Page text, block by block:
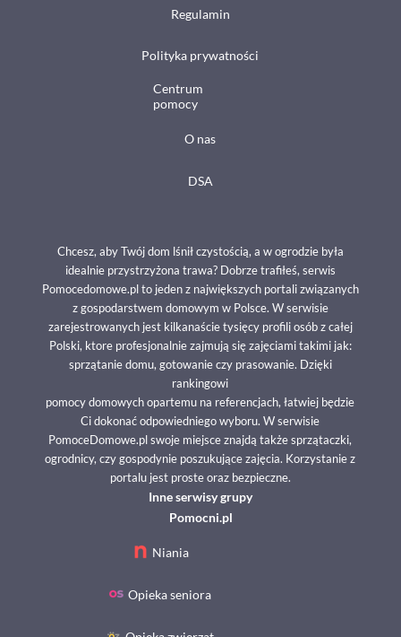
Regulamin
Polityka prywatności
Centrum
pomocy
O nas
DSA
Chcesz, aby Twój dom lśnił czystością, a w ogrodzie była
idealnie przystrzyżona trawa? Dobrze trafiłeś, serwis
Pomocedomowe.pl to jeden z największych portali związanych
z gospodarstwem domowym w Polsce. W serwisie
zarejestrowanych jest kilkanaście tysięcy profili osób z całej
Polski, ktore profesjonalnie zajmują się zajęciami takimi jak:
sprzątanie domu, gotowanie czy prasowanie. Dzięki
rankingowi
pomocy domowych opartemu na referencjach, łatwiej będzie
Ci dokonać odpowiedniego wyboru. W serwisie
PomoceDomowe.pl swoje miejsce znajdą także sprzątaczki,
ogrodnicy, czy gospodynie poszukujące zajęcia. Korzystanie z
portalu jest proste oraz bezpieczne.
Niania
Opieka seniora
Inne serwisy grupy
Pomocni.pl